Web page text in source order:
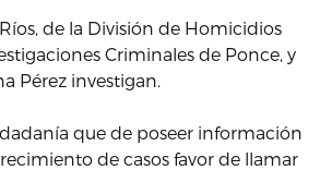
de la División de Homicidios
Criminales de Ponce, y
Pérez investigan.
que de poseer información
de casos favor de llamar